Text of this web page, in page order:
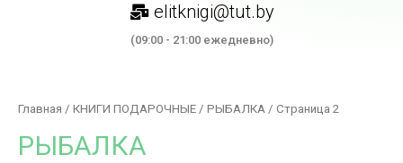
elitknigi@tut.by
(09:00 - 21:00 ежедневно)
Главная / КНИГИ ПОДАРОЧНЫЕ / РЫБАЛКА / Страница 2
РЫБАЛКА